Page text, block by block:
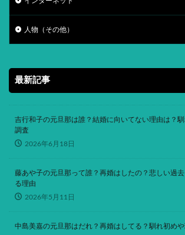
人物（その他）
最新記事
吉行和子の元旦那は誰？結婚に向いてない理由は？
調査
2026年6月18日
藤あや子の元旦那って誰？再婚はしたの？悲しい過
る理由
2026年5月11日
中島美嘉の元旦那はだれ？再婚はしてる？馴れ初め